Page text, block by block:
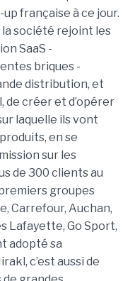
française à ce jour.
la société rejoint les
SaaS -
briques -
distribution, et
de créer et d’opérer
laquelle ils vont
en se
sur les
de 300 clients au
groupes
Carrefour, Auchan,
Lafayette, Go Sport,
adopté sa
c’est aussi de